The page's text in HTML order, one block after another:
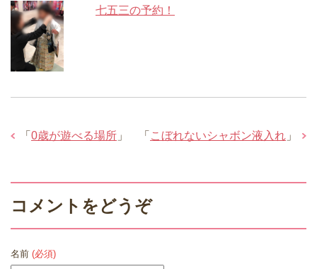
七五三の予約！
「 こぼれないシャボン液入れ 」
「 0歳が遊べる場所 」
コメントをどうぞ
名前 (必須)